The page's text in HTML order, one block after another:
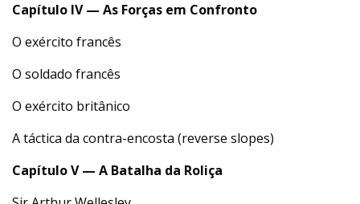
Capítulo IV — As Forças em Confronto
O exército francês
O soldado francês
O exército britânico
A táctica da contra-encosta (reverse slopes)
Capítulo V — A Batalha da Roliça